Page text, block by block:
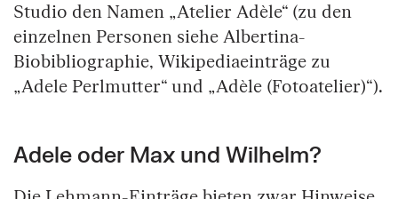
Studio den Namen „Atelier Adèle“ (zu den
einzelnen Personen siehe Albertina-
Biobibliographie, Wikipediaeinträge zu
„Adele Perlmutter“ und „Adèle (Fotoatelier)“).
Adele oder Max und Wilhelm?